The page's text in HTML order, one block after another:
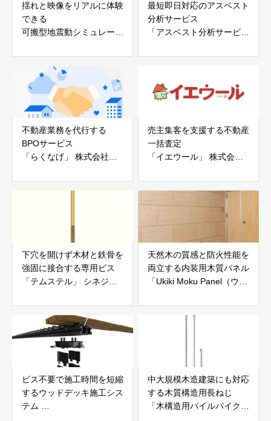
揺れと映像をリアルに体験
できる
可搬型地震動シミュレータ
白山工業株式会社
最短即日対応のアスベスト
分析サービス
「アスベスト分析サービ
不動産業務を代行する
BPOサービス
「らくなげ」 株式会社い
売主集客を支援する不動産
一括査定
「イエウール」 株式会社
下穴を開けず木材と鉄骨を
強固に接合する専用ビス
「テムステル」 シネジッ
天然木の質感と防火性能を
両立する内装用木質パネル
「Ukiki Moku Panel（ウキ
社サンパテック
ビス不要で施工時間を短縮
するウッドデッキ施工シス
テム
中大規模木造建築にも対応
する木質構造用長ねじ
「木構造用パイルパイクビ